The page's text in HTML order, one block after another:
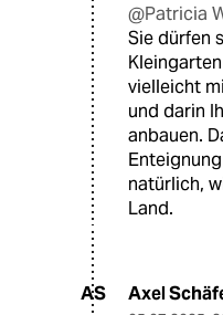
@Patricia
Sie dürfen
vielleicht
und darin
anbauen.
natürlich,
Land.
AS Axel